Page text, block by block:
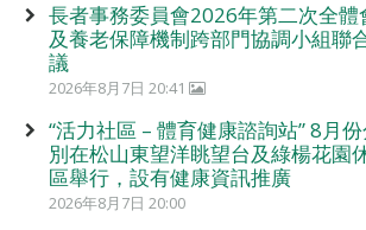
長者事務委員會2026年第二次全體
及養老保障機制跨部門協調小組聯
議
2026年8月7日 20:41
“活力社區 – 體育健康諮詢站” 8月
別在松山東望洋眺望台及綠楊花園
區舉行，設有健康資訊推廣
2026年8月7日 20:00